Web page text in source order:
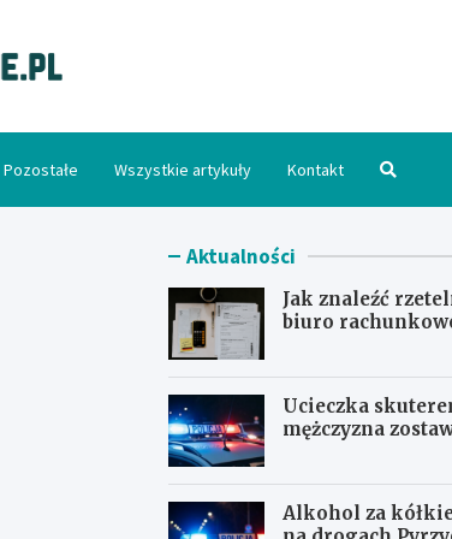
Pozostałe Wszystkie artykuły Kontakt
Aktualności
Jak znaleźć
biuro
Ucieczka
mężczyzna
Alkohol za